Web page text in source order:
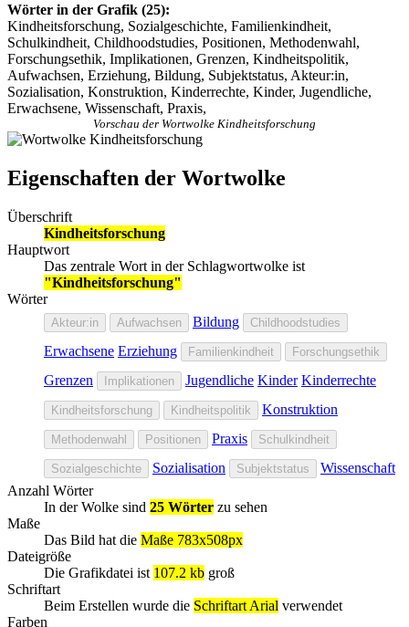
Wörter in der Grafik (25):
Kindheitsforschung, Sozialgeschichte, Familienkindheit,
Schulkindheit, Childhoodstudies, Positionen, Methodenwahl,
Forschungsethik, Implikationen, Grenzen, Kindheitspolitik,
Aufwachsen, Erziehung, Bildung, Subjektstatus, Akteur:in,
Sozialisation, Konstruktion, Kinderrechte, Kinder, Jugendliche,
Erwachsene, Wissenschaft, Praxis,
Vorschau der Wortwolke Kindheitsforschung
Eigenschaften der Wortwolke
Überschrift
Kindheitsforschung
Hauptwort
Das zentrale Wort in der Schlagwortwolke ist
"Kindheitsforschung"
Wörter
Akteur:in Aufwachsen Bildung Childhoodstudies
Erwachsene Erziehung Familienkindheit Forschungsethik
Grenzen Implikationen Jugendliche Kinder Kinderrechte
Kindheitsforschung Kindheitspolitik Konstruktion
Methodenwahl Positionen Praxis Schulkindheit
Sozialgeschichte Sozialisation Subjektstatus
Wissenschaft
Anzahl Wörter
In der Wolke sind 25 Wörter zu sehen
Maße
Das Bild hat die Maße 783x508px
Dateigröße
Die Grafikdatei ist 107.2 kb groß
Schriftart
Beim Erstellen wurde die Schriftart Arial verwendet
Farben